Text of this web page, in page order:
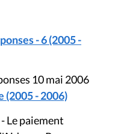
- 6 (2005 -
10 mai 2006
(2005 - 2006)
Le paiement